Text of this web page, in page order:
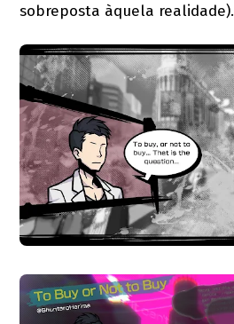
sobreposta àquela realidade).